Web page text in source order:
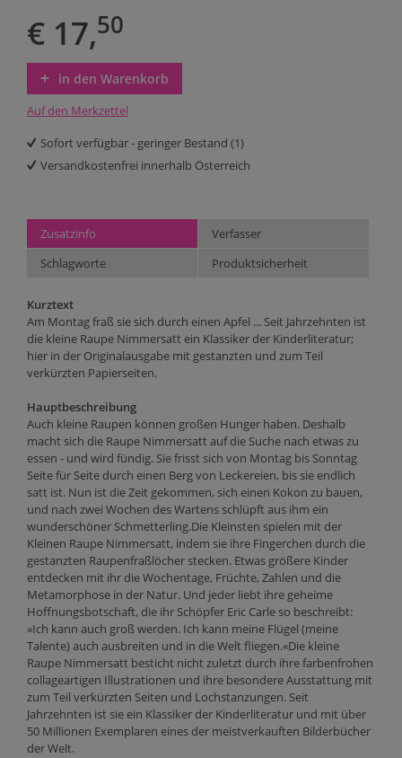
€ 17,50
in den Warenkorb
Auf den Merkzettel
Sofort verfügbar - geringer Bestand (1)
Versandkostenfrei innerhalb Österreich
Zusatzinfo
Verfasser
Schlagworte
Produktsicherheit
Kurztext
Am Montag fraß sie sich durch einen Apfel ... Seit Jahrzehnten ist
die kleine Raupe Nimmersatt ein Klassiker der Kinderliteratur;
hier in der Originalausgabe mit gestanzten und zum Teil
verkürzten Papierseiten.
Hauptbeschreibung
Auch kleine Raupen können großen Hunger haben. Deshalb
macht sich die Raupe Nimmersatt auf die Suche nach etwas zu
essen - und wird fündig. Sie frisst sich von Montag bis Sonntag
Seite für Seite durch einen Berg von Leckereien, bis sie endlich
satt ist. Nun ist die Zeit gekommen, sich einen Kokon zu bauen,
und nach zwei Wochen des Wartens schlüpft aus ihm ein
wunderschöner Schmetterling.Die Kleinsten spielen mit der
Kleinen Raupe Nimmersatt, indem sie ihre Fingerchen durch die
gestanzten Raupenfraßlöcher stecken. Etwas größere Kinder
entdecken mit ihr die Wochentage, Früchte, Zahlen und die
Metamorphose in der Natur. Und jeder liebt ihre geheime
Hoffnungsbotschaft, die ihr Schöpfer Eric Carle so beschreibt:
»Ich kann auch groß werden. Ich kann meine Flügel (meine
Talente) auch ausbreiten und in die Welt fliegen.«Die kleine
Raupe Nimmersatt besticht nicht zuletzt durch ihre farbenfrohen
collageartigen Illustrationen und ihre besondere Ausstattung mit
zum Teil verkürzten Seiten und Lochstanzungen. Seit
Jahrzehnten ist sie ein Klassiker der Kinderliteratur und mit über
50 Millionen Exemplaren eines der meistverkauften Bilderbücher
der Welt.